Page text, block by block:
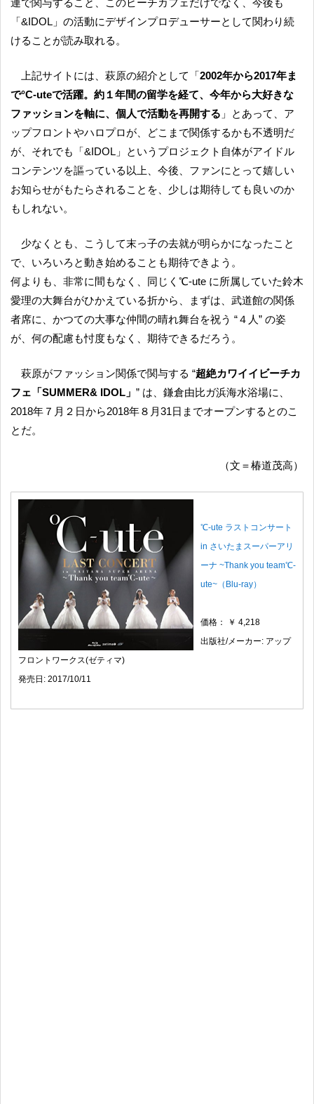
連で関与すること、このビーチカフェだけでなく、今後も
「&IDOL」の活動にデザインプロデューサーとして関わり続
けることが読み取れる。
上記サイトには、萩原の紹介として「2002年から2017年ま
で°C-uteで活躍。約１年間の留学を経て、今年から大好きな
ファッションを軸に、個人で活動を再開する 」とあって、ア
ップフロントやハロプロが、どこまで関係するかも不透明だ
が、それでも「&IDOL」というプロジェクト自体がアイドル
コンテンツを謳っている以上、今後、ファンにとって嬉しい
お知らせがもたらされることを、少しは期待しても良いのか
もしれない。
少なくとも、こうして末っ子の去就が明らかになったこと
で、いろいろと動き始めることも期待できよう。
何よりも、非常に間もなく、同じく℃-ute に所属していた鈴木
愛理の大舞台がひかえている折から、まずは、武道館の関係
者席に、かつての大事な仲間の晴れ舞台を祝う “４人” の姿
が、何の配慮も忖度もなく、期待できるだろう。
萩原がファッション関係で関与する “超絶カワイイビーチカ
フェ「SUMMER& IDOL」 ” は、鎌倉由比ガ浜海水浴場に、
2018年７月２日から2018年８月31日までオープンするとのこ
とだ。
（文＝椿道茂高）
℃-ute ラストコンサート
in さいたまスーパーアリ
ーナ ~Thank you team℃-
ute~（Blu-ray）
価格： ￥ 4,218
出版社/メーカー: アップ
フロントワークス(ゼティマ)
発売日: 2017/10/11